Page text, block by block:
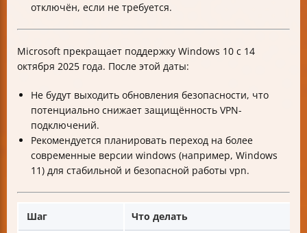
отключён, если не требуется.
Microsoft прекращает поддержку Windows 10 с 14
октября 2025 года. После этой даты:
Не будут выходить обновления безопасности, что
потенциально снижает защищённость VPN-
подключений.
Рекомендуется планировать переход на более
современные версии windows (например, Windows
11) для стабильной и безопасной работы vpn.
Шаг Что делать